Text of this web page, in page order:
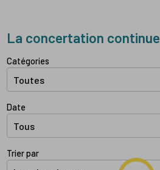
La concertation continue
Filtrer les documents par:
Catégories
Date
Trier par